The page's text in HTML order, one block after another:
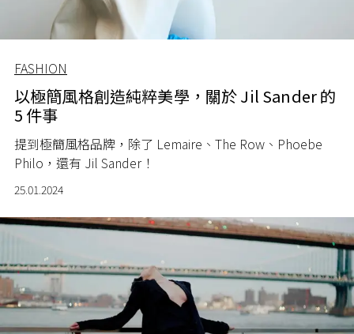
FASHION
以極簡風格創造純粹美學，關於 Jil Sander 的
5 件事
提到極簡風格品牌，除了 Lemaire、The Row、Phoebe
Philo，還有 Jil Sander！
25.01.2024